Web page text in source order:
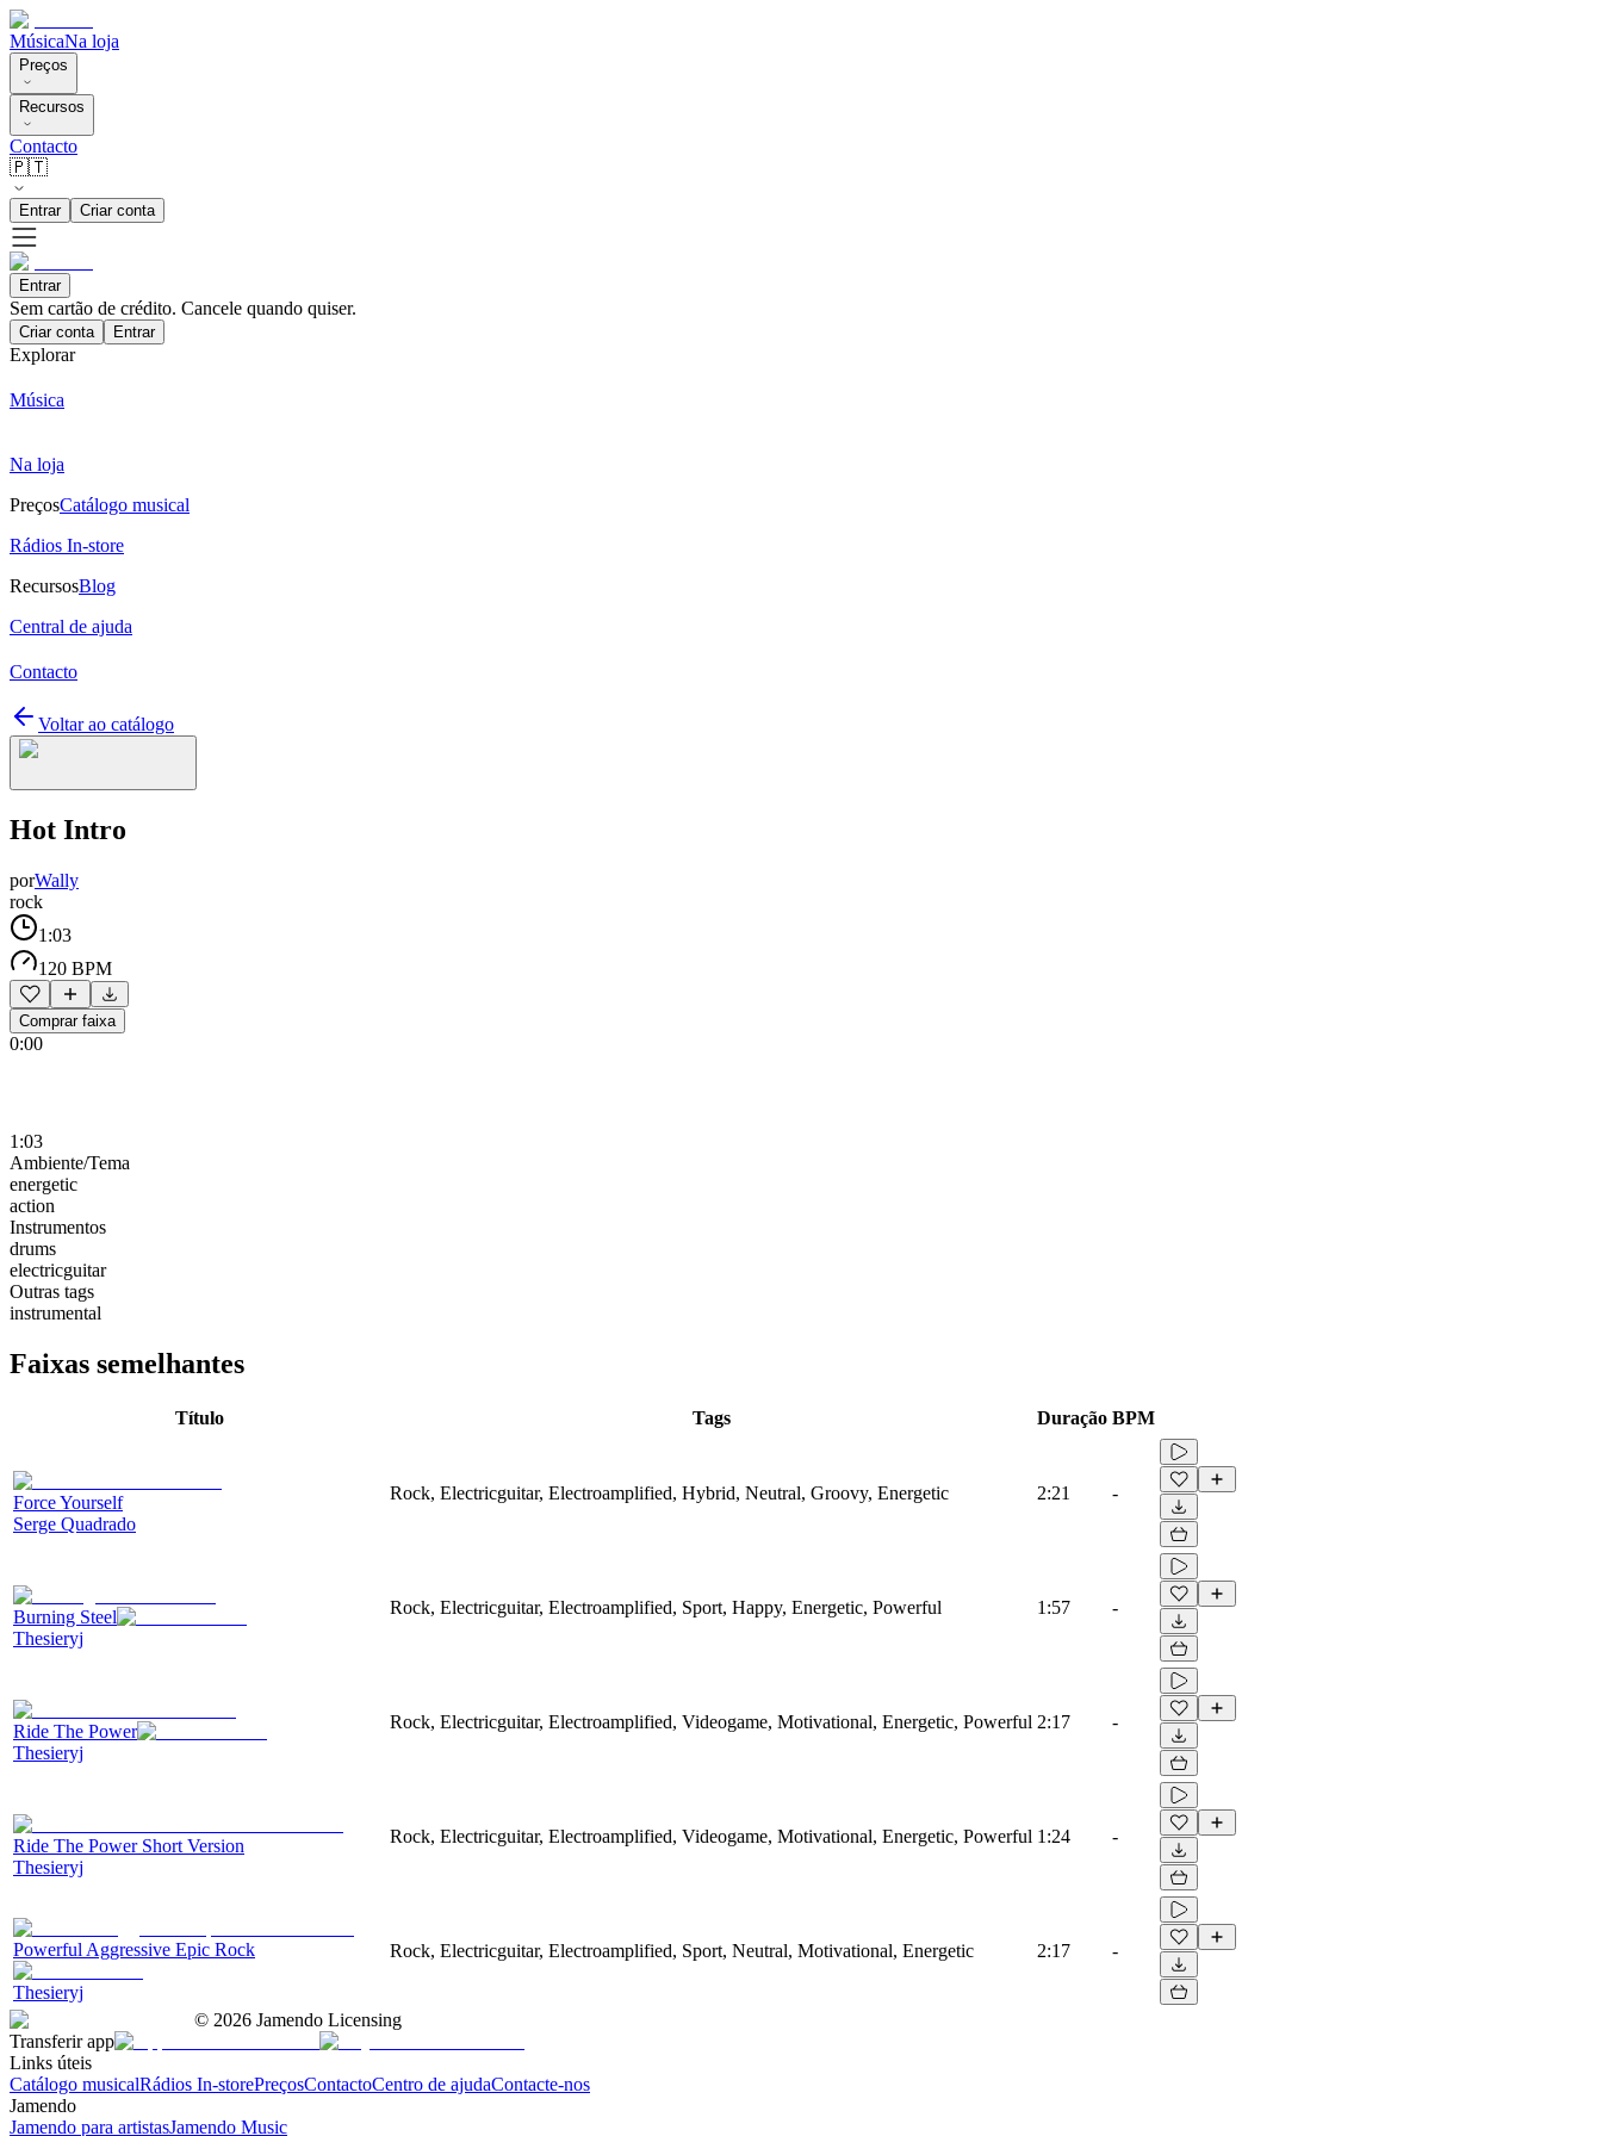
MúsicaNa loja
Preços
Recursos
Contacto
🇵🇹
Entrar Criar conta
Entrar
Sem cartão de crédito. Cancele quando quiser.
Criar conta Entrar
Explorar
Música
Na loja
PreçosCatálogo musical
Rádios In-store
RecursosBlog
Central de ajuda
Contacto
Voltar ao catálogo
Hot Intro
porWally
rock
1:03
120 BPM
Comprar faixa
0:00
1:03
Ambiente/Tema
energetic
action
Instrumentos
drums
electricguitar
Outras tags
instrumental
Faixas semelhantes
Título Tags Duração BPM
Force Yourself
Serge Quadrado
Rock, Electricguitar, Electroamplified, Hybrid, Neutral, Groovy, Energetic 2:21 -
Burning Steel
Thesieryj
Rock, Electricguitar, Electroamplified, Sport, Happy, Energetic, Powerful 1:57 -
Ride The Power
Thesieryj
Rock, Electricguitar, Electroamplified, Videogame, Motivational, Energetic, Powerful 2:17 -
Ride The Power Short Version
Thesieryj
Rock, Electricguitar, Electroamplified, Videogame, Motivational, Energetic, Powerful 1:24 -
Powerful Aggressive Epic Rock
Thesieryj
Rock, Electricguitar, Electroamplified, Sport, Neutral, Motivational, Energetic 2:17 -
© 2026 Jamendo Licensing
Transferir app
Links úteis
Catálogo musicalRádios In-storePreçosContactoCentro de ajudaContacte-nos
Jamendo
Jamendo para artistasJamendo Music